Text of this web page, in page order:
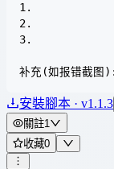
1.
2.
3.
安裝腳本 · v1.1.3
關註1
收藏0